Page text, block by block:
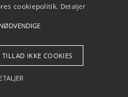
Betingelser
cookiepolitik. Detaljer
TILLAD IKKE COOKIES